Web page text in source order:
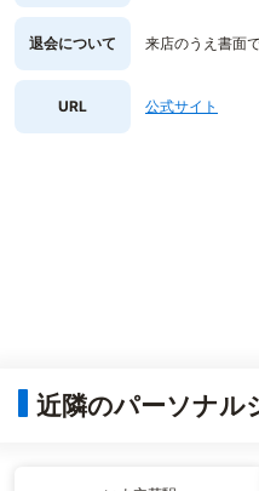
退会について 来店のうえ書面
URL 公式サイト
近隣のパーソナル